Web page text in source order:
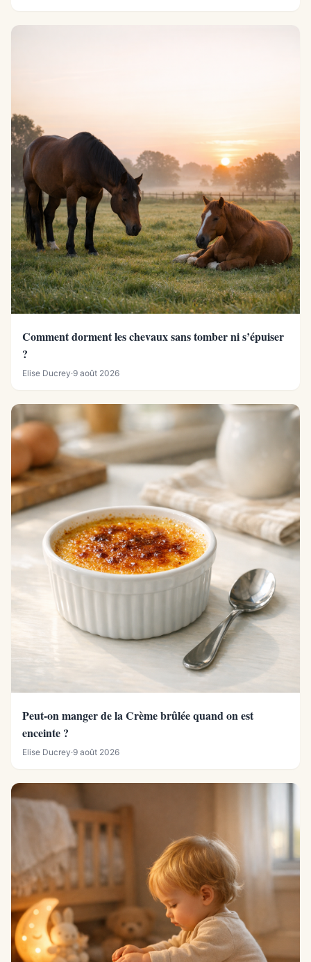
Comment dorment les chevaux sans tomber ni s’épuiser
?
Elise Ducrey·9 août 2026
Peut-on manger de la Crème brûlée quand on est
enceinte ?
Elise Ducrey·9 août 2026